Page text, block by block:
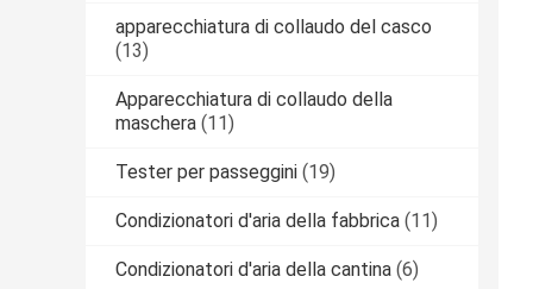
apparecchiatura di collaudo del casco
(13)
Apparecchiatura di collaudo della
maschera (11)
Tester per passeggini (19)
Condizionatori d'aria della fabbrica (11)
Condizionatori d'aria della cantina (6)